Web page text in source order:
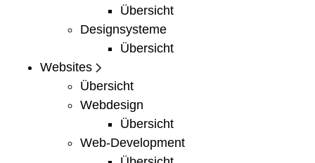
Übersicht
Designsysteme
Übersicht
Websites
Übersicht
Webdesign
Übersicht
Web-Development